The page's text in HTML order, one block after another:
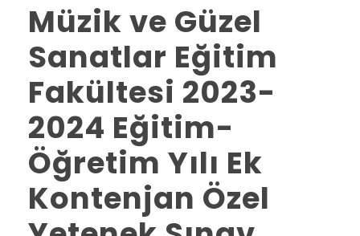
Müzik ve Güzel
Sanatlar Eğitim
Fakültesi 2023-
2024 Eğitim-
Öğretim Yılı Ek
Kontenjan Özel